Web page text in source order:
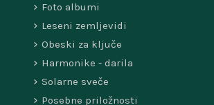
Foto albumi
Leseni zemljevidi
Obeski za ključe
Harmonike - darila
Solarne sveče
Posebne priložnosti